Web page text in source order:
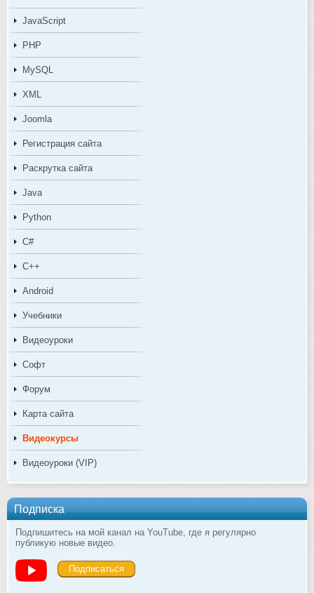
JavaScript
PHP
MySQL
XML
Joomla
Регистрация сайта
Раскрутка сайта
Java
Python
C#
C++
Android
Учебники
Видеоуроки
Софт
Форум
Карта сайта
Видеокурсы
Видеоуроки (VIP)
Подписка
Подпишитесь на мой канал на YouTube, где я регулярно
публикую новые видео.
Подписаться